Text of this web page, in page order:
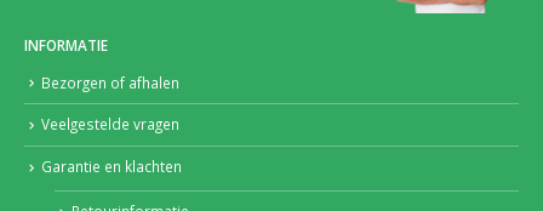
INFORMATIE
Bezorgen of afhalen
Veelgestelde vragen
Garantie en klachten